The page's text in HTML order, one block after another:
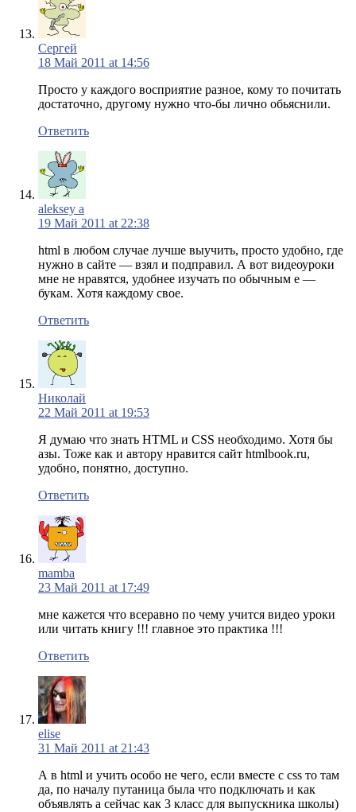
Сергей
18 Май 2011 at 14:56
Просто у каждого восприятие разное, кому то почитать
достаточно, другому нужно что-бы лично обьяснили.
Ответить
aleksey a
19 Май 2011 at 22:38
html в любом случае лучше выучить, просто удобно, где
нужно в сайте — взял и подправил. А вот видеоуроки
мне не нравятся, удобнее изучать по обычным е —
букам. Хотя каждому свое.
Ответить
Николай
22 Май 2011 at 19:53
Я думаю что знать HTML и CSS необходимо. Хотя бы
азы. Тоже как и автору нравится сайт htmlbook.ru,
удобно, понятно, доступно.
Ответить
mamba
23 Май 2011 at 17:49
мне кажется что всеравно по чему учится видео уроки
или читать книгу !!! главное это практика !!!
Ответить
elise
31 Май 2011 at 21:43
А в html и учить особо не чего, если вместе с css то там
да, по началу путаница была что подключать и как
объявлять а сейчас как 3 класс для выпускника школы)